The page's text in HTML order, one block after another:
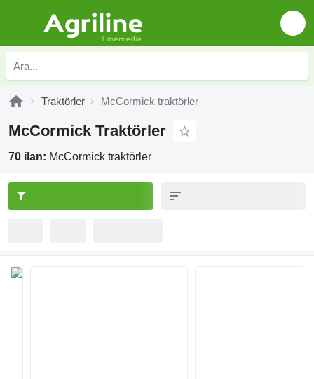
Traktörler McCormick traktörler
McCormick Traktörler
70 ilan: McCormick traktörler